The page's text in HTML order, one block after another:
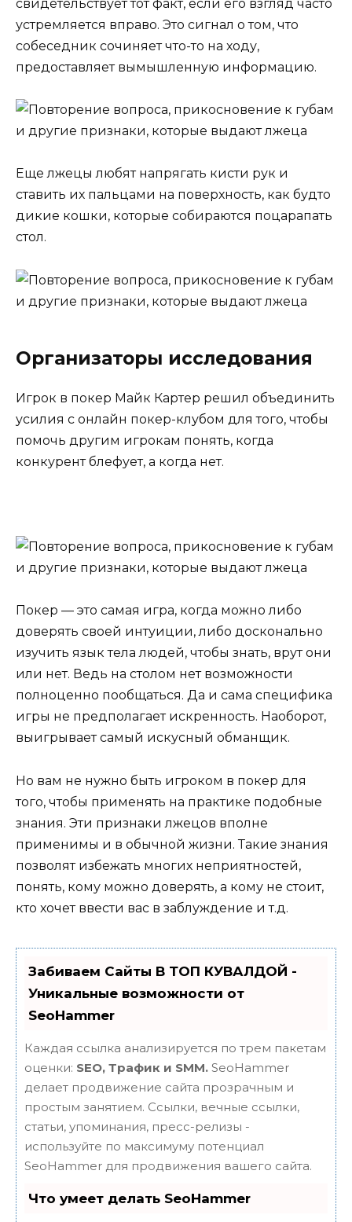
свидетельствует тот факт, если его взгляд часто
устремляется вправо. Это сигнал о том, что
собеседник сочиняет что-то на ходу,
предоставляет вымышленную информацию.
Еще лжецы любят напрягать кисти рук и
ставить их пальцами на поверхность, как будто
дикие кошки, которые собираются поцарапать
стол.
Организаторы исследования
Игрок в покер Майк Картер решил объединить
усилия с онлайн покер-клубом для того, чтобы
помочь другим игрокам понять, когда
конкурент блефует, а когда нет.
Покер — это самая игра, когда можно либо
доверять своей интуиции, либо досконально
изучить язык тела людей, чтобы знать, врут они
или нет. Ведь на столом нет возможности
полноценно пообщаться. Да и сама специфика
игры не предполагает искренность. Наоборот,
выигрывает самый искусный обманщик.
Но вам не нужно быть игроком в покер для
того, чтобы применять на практике подобные
знания. Эти признаки лжецов вполне
применимы и в обычной жизни. Такие знания
позволят избежать многих неприятностей,
понять, кому можно доверять, а кому не стоит,
кто хочет ввести вас в заблуждение и т.д.
Забиваем Сайты В ТОП КУВАЛДОЙ -
Уникальные возможности от
SeoHammer
Каждая ссылка анализируется по трем пакетам
оценки: SEO, Трафик и SMM. SeoHammer
делает продвижение сайта прозрачным и
простым занятием. Ссылки, вечные ссылки,
статьи, упоминания, пресс-релизы -
используйте по максимуму потенциал
SeoHammer для продвижения вашего сайта.
Что умеет делать SeoHammer